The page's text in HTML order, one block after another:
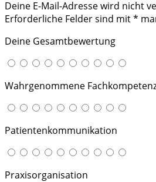
Deine E-Mail-Adresse wird nicht
Erforderliche Felder sind mit*
Deine Gesamtbewertung
Wahrgenommene
Patientenkommunikation
Praxisorganisation